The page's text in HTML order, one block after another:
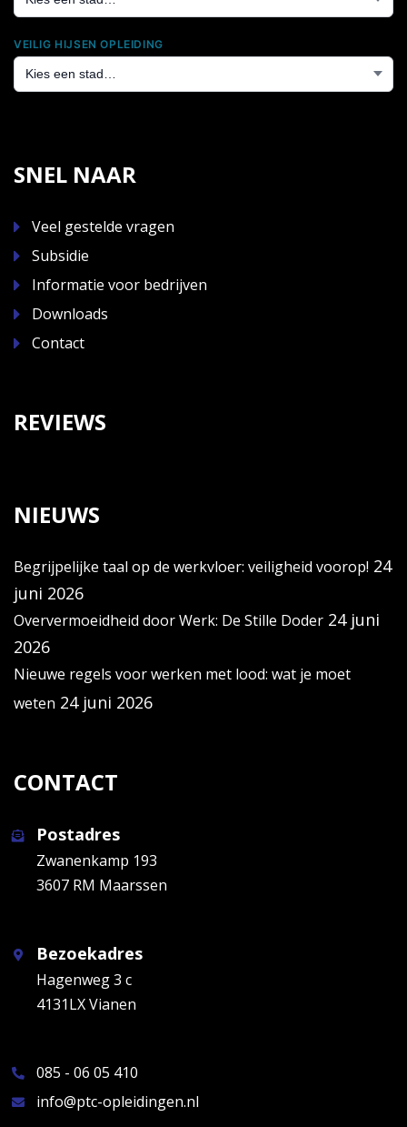
VEILIG HIJSEN OPLEIDING
SNEL NAAR
Veel gestelde vragen
Subsidie
Informatie voor bedrijven
Downloads
Contact
REVIEWS
NIEUWS
Begrijpelijke taal op de werkvloer: veiligheid voorop! 24
juni 2026
Oververmoeidheid door Werk: De Stille Doder 24 juni
2026
Nieuwe regels voor werken met lood: wat je moet
weten 24 juni 2026
CONTACT
Postadres
Zwanenkamp 193
3607 RM Maarssen
Bezoekadres
Hagenweg 3 c
4131LX Vianen
085 - 06 05 410
info@ptc-opleidingen.nl